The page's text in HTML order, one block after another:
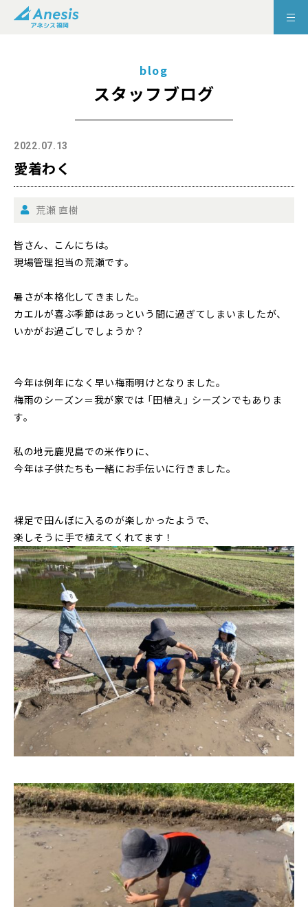
blog
スタッフブログ
2022.07.13
愛着わく
荒瀬 直樹
皆さん、こんにちは。
現場管理担当の荒瀬です。
暑さが本格化してきました。
カエルが喜ぶ季節はあっという間に過ぎてしまいましたが、
いかがお過ごしでしょうか？
今年は例年になく早い梅雨明けとなりました。
梅雨のシーズン＝我が家では 「田植え」 シーズンでもありま
す。
私の地元鹿児島での米作りに、
今年は子供たちも一緒にお手伝いに行きました。
裸足で田んぼに入るのが楽しかったようで、
楽しそうに手で植えてくれてます！